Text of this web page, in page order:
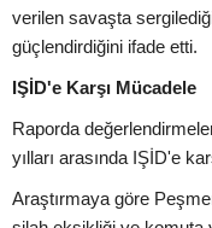
verilen savaşta
güçlendirdiğini ifade etti.
IŞİD'e Karşı Mücadele
Raporda
yılları arasında IŞİD'e
Araştırmaya göre